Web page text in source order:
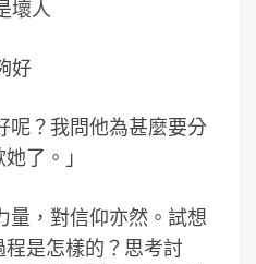
壞人
好
呢？我問他為甚麼要分
了。」
量，對信仰亦然。試想
是怎樣的？思考討